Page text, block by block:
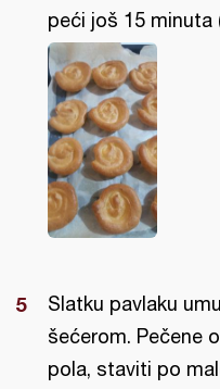
peći još 15 minuta
Slatku pavlaku
šećerom. Pečene
pola, staviti po